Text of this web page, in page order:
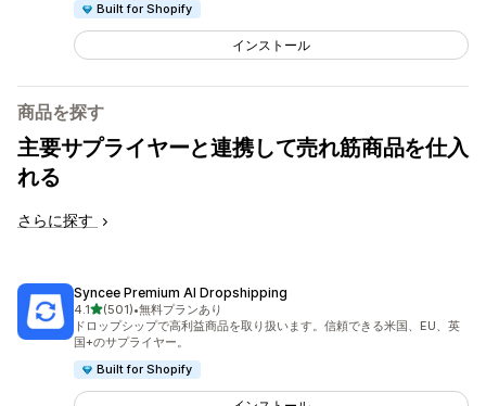
Built for Shopify
インストール
商品を探す
主要サプライヤーと連携して売れ筋商品を仕入
れる
さらに探す
Syncee Premium AI Dropshipping
4.15つ星中
(501)
合計レビュー数：501件
•無料プランあり
ドロップシップで高利益商品を取り扱います。信頼できる米国、EU、英
国+のサプライヤー。
Built for Shopify